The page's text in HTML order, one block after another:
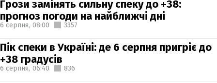
Грози замінять сильну спеку до +38:
прогноз погоди на найближчі дні
6 серпня, 08:00 3357
Пік спеки в Україні: де 6 серпня пригріє до
+38 градусів
6 серпня, 06:40 836